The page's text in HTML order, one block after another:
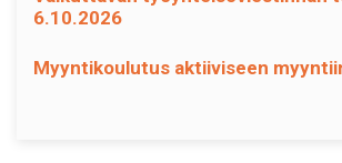
6.10.2026
Myyntikoulutus aktiiviseen